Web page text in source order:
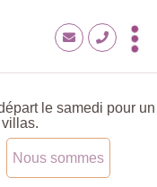
le samedi pour un
Nous sommes